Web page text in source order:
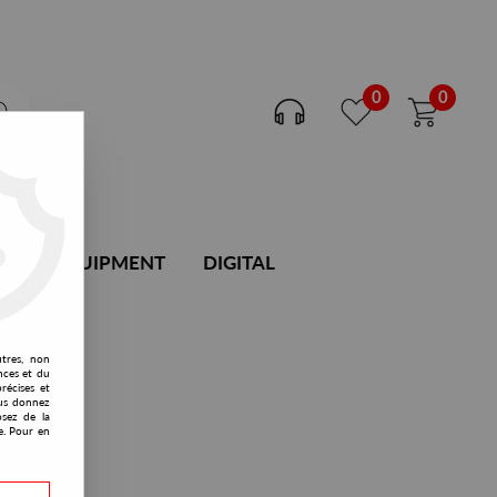
0 0
DJ EQUIPMENT DIGITAL
non
et du
et
donnez
de la
Pour en